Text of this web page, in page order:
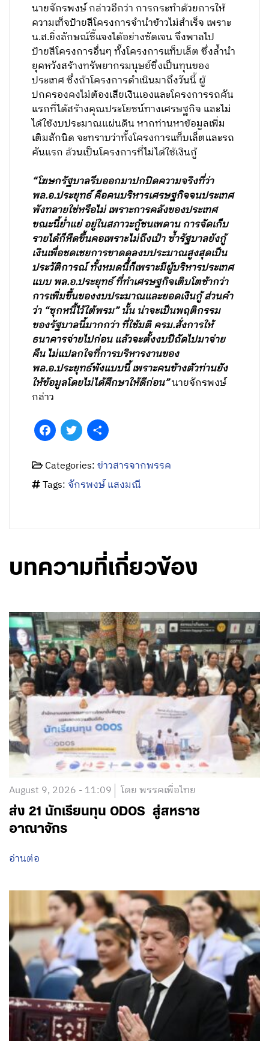
นายจักรพงษ์ กล่าวอีกว่า การกระทำด้วยการให้
ความเท็จป้ายสีโครงการจำนำข้าวไม่สำเร็จ เพราะ
น.ส.ยิ่งลักษณ์ชี้แจงได้อย่างชัดเจน จึงพาลไป
ป้ายสีโครงการอื่นๆ ทั้งโครงการแท็บเล็ต ซึ่งล้ำนำ
ยุคหวังสร้างทรัพยากรมนุษย์ซึ่งเป็นทุนของ
ประเทศ ซึ่งถ้าโครงการดำเนินมาถึงวันนี้ ผู้
ปกครองคงไม่ต้องเสียเงินเองและโครงการรถคัน
แรกที่ได้สร้างคุณประโยชน์ทางเศรษฐกิจ และไม่
ได้ใช้งบประมาณแผ่นดิน หากท่านหาข้อมูลเพิ่ม
เติมสักนิด จะทราบว่าทั้งโครงการแท็บเล็ตและรถ
คันแรก ล้วนเป็นโครงการที่ไม่ได้ใช้เงินกู้
“โฆษกรัฐบาลรีบออกมาปกปิดความจริงที่ว่า
พล.อ.ประยุทธ์ คือคนบริหารเศรษฐกิจจนประเทศ
พังทลายใช่หรือไม่ เพราะการคลังของประเทศ
ขณะนี้ย่ำแย่ อยู่ในสภาวะกู้ชนเพดาน การจัดเก็บ
รายได้ก็หืดขึ้นคอเพราะไม่ถึงเป้า ซ้ำรัฐบาลยังกู้
เงินเพื่อชดเชยการขาดดุลงบประมาณสูงสุดเป็น
ประวัติการณ์ ทั้งหมดนี้ก็เพราะมีผู้บริหารประเทศ
แบบ พล.อ.ประยุทธ์ ที่ทำเศรษฐกิจเติบโตช้ากว่า
การเพิ่มขึ้นของงบประมาณและยอดเงินกู้ ส่วนคำ
ว่า “ซุกหนี้ไว้ใต้พรม” นั้น น่าจะเป็นพฤติกรรม
ของรัฐบาลนี้มากกว่า ที่ใช้มติ ครม.สั่งการให้
ธนาคารจ่ายไปก่อน แล้วจะตั้งงบปีถัดไปมาจ่าย
คืน ไม่แปลกใจที่การบริหารงานของ
พล.อ.ประยุทธ์พังแบบนี้ เพราะคนข้างตัวท่านยัง
ให้ข้อมูลโดยไม่ได้ศึกษาให้ดีก่อน”นายจักรพงษ์
กล่าว
FacebookTwitter
Categories:ข่าวสารจากพรรค
Tags:จักรพงษ์ แสงมณี
บทความที่เกี่ยวข้อง
August 9, 2026 - 11:09 โดย พรรคเพื่อไทย
ส่ง 21 นักเรียนทุน ODOS สู่สหราช
อาณาจักร
อ่านต่อ